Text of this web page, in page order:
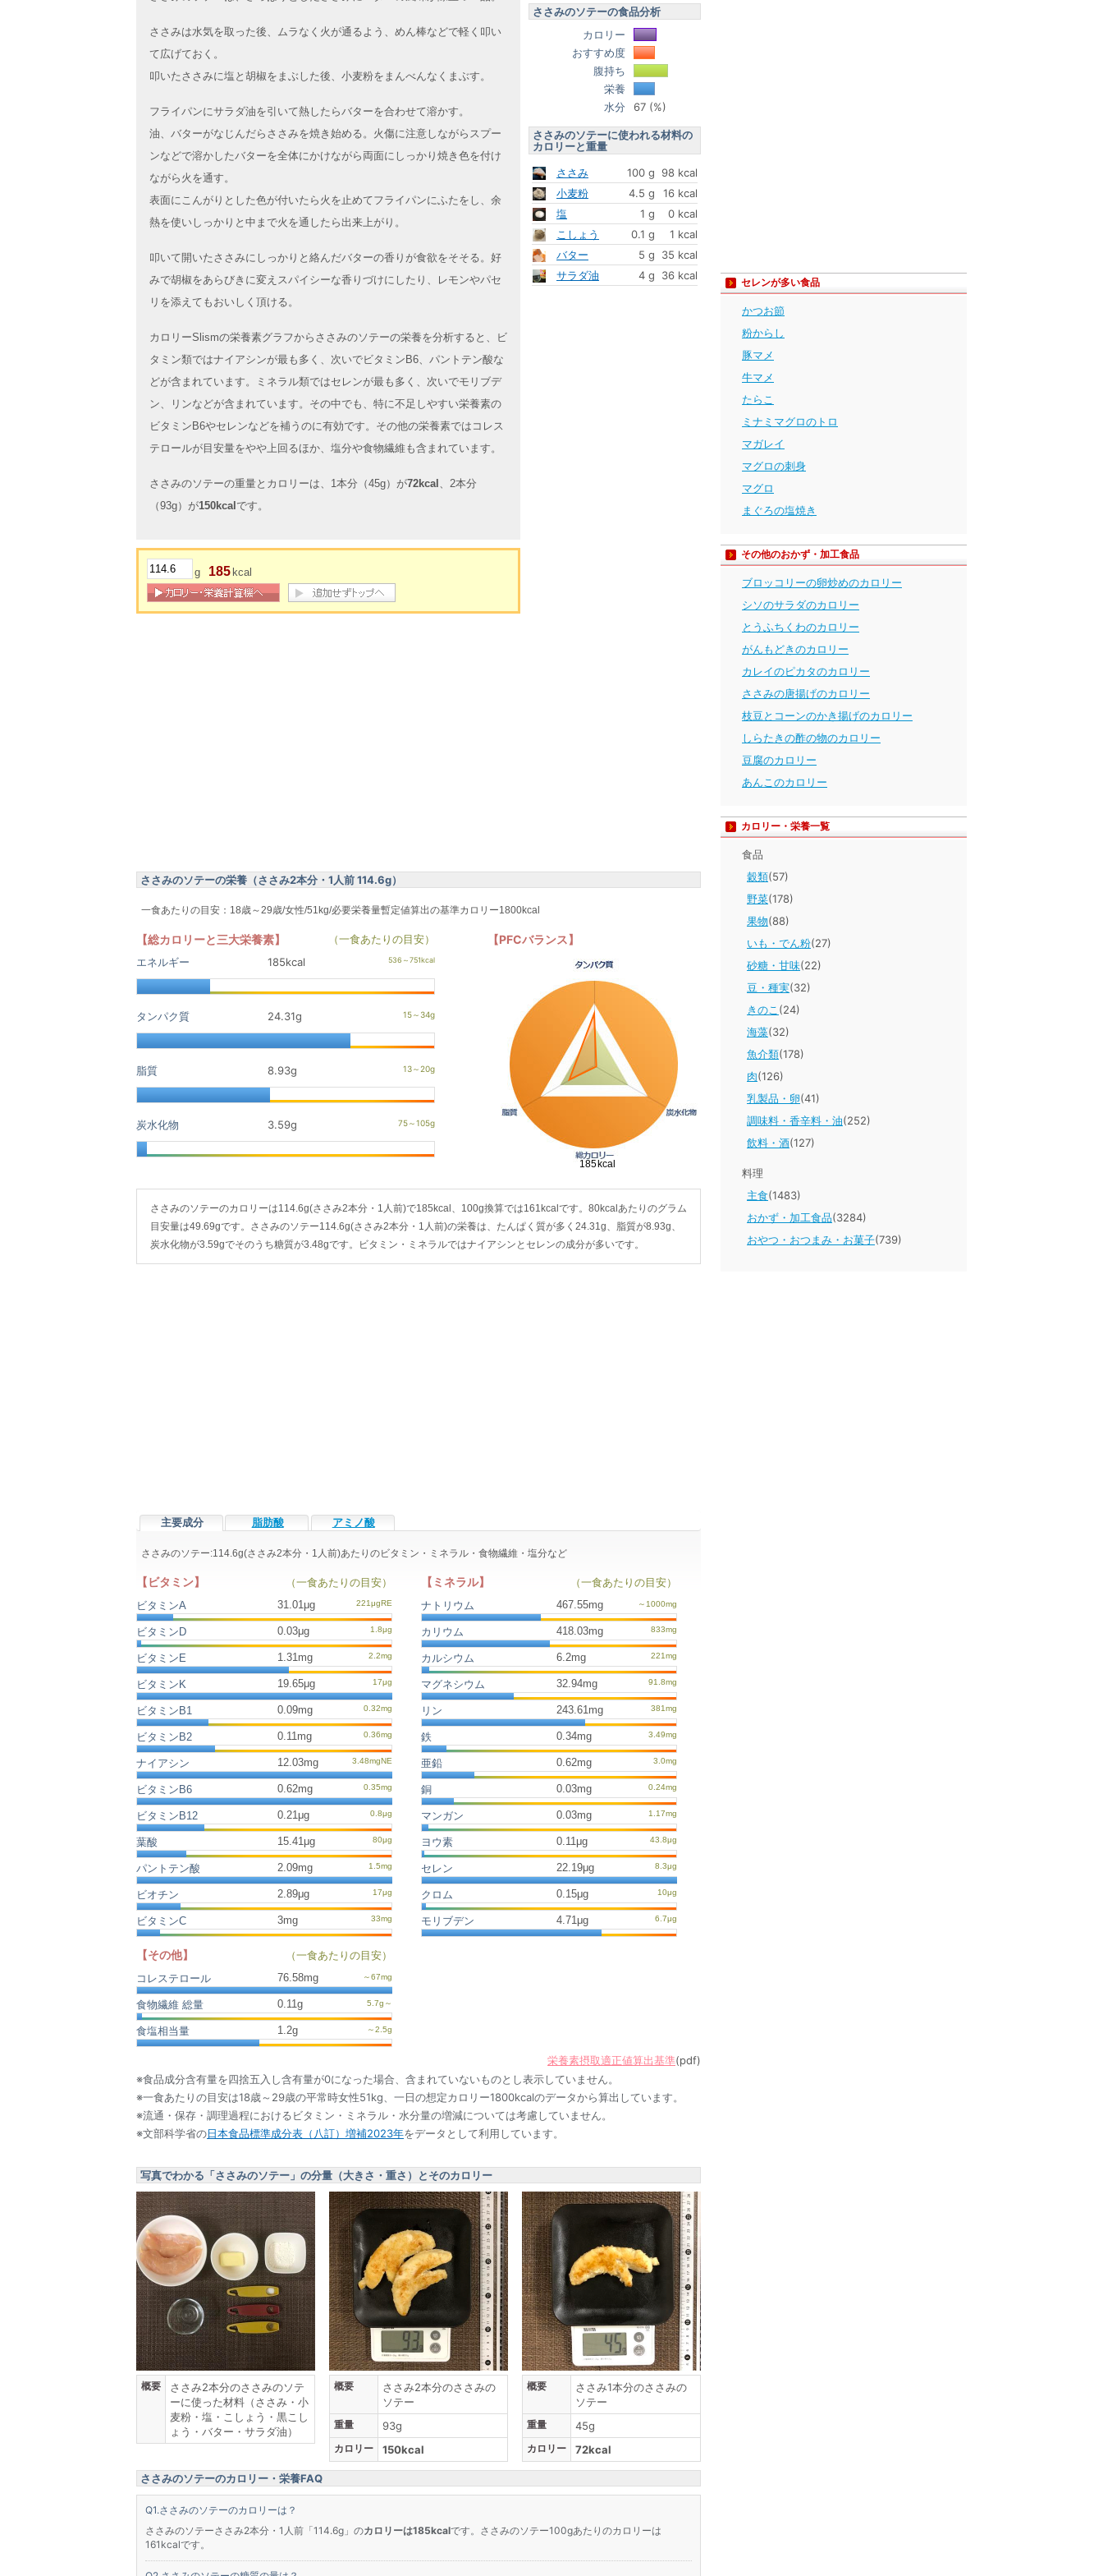
ささみは水気を取った後、ムラなく火が通るよう、めん棒などで軽く叩い
て広げておく。
叩いたささみに塩と胡椒をまぶした後、小麦粉をまんべんなくまぶす。
フライパンにサラダ油を引いて熱したらバターを合わせて溶かす。
油、バターがなじんだらささみを焼き始める。火傷に注意しながらスプー
ンなどで溶かしたバターを全体にかけながら両面にしっかり焼き色を付け
ながら火を通す。
表面にこんがりとした色が付いたら火を止めてフライパンにふたをし、余
熱を使いしっかりと中まで火を通したら出来上がり。
叩いて開いたささみにしっかりと絡んだバターの香りが食欲をそそる。好
みで胡椒をあらびきに変えスパイシーな香りづけにしたり、レモンやパセ
リを添えてもおいしく頂ける。
カロリーSlismの栄養素グラフからささみのソテーの栄養を分析すると、ビ
タミン類ではナイアシンが最も多く、次いでビタミンB6、パントテン酸な
どが含まれています。ミネラル類ではセレンが最も多く、次いでモリブデ
ン、リンなどが含まれています。その中でも、特に不足しやすい栄養素の
ビタミンB6やセレンなどを補うのに有効です。その他の栄養素ではコレス
テロールが目安量をやや上回るほか、塩分や食物繊維も含まれています。
ささみのソテーの重量とカロリーは、1本分（45g）が72kcal 、2本分
（93g）が150kcal です。
g 185 kcal
ささみのソテーの食品分析
カロリー
おすすめ度
腹持ち
栄養
水分
67 (%)
ささみのソテーに使われる材料の
カロリーと重量
ささみ
100 g
98 kcal
小麦粉
4.5 g
16 kcal
塩
1 g
0 kcal
こしょう
0.1 g
1 kcal
バター
5 g
35 kcal
サラダ油
4 g 36 kcal
ささみのソテーの栄養（ささみ2本分・1人前 114.6g）
一食あたりの目安：18歳～29歳/女性/51kg/必要栄養量暫定値算出の基準カロリー1800kcal
【総カロリーと三大栄養素】
（一食あたりの目安）
エネルギー
185kcal
タンパク質 24.31g
脂質 8.93g
炭水化物 3.59g
【PFCバランス】
ささみのソテーのカロリーは114.6g(ささみ2本分・1人前)で185kcal、100g換算では161kcalです。80kcalあたりのグラム
目安量は49.69gです。ささみのソテー114.6g(ささみ2本分・1人前)の栄養は、たんぱく質が多く24.31g、脂質が8.93g、
炭水化物が3.59gでそのうち糖質が3.48gです。ビタミン・ミネラルではナイアシンとセレンの成分が多いです。
主要成分 脂肪酸 アミノ酸
ささみのソテー:114.6g(ささみ2本分・1人前)あたりのビタミン・ミネラル・食物繊維・塩分など
【ビタミン】
（一食あたりの目安）
ビタミンA
31.01μg
ビタミンD 0.03μg
ビタミンE 1.31mg
ビタミンK 19.65μg
ビタミンB1 0.09mg
ビタミンB2 0.11mg
ナイアシン 12.03mg
ビタミンB6 0.62mg
ビタミンB12 0.21μg
葉酸 15.41μg
パントテン酸 2.09mg
ビオチン 2.89μg
ビタミンC 3mg
【ミネラル】
（一食あたりの目安）
ナトリウム
467.55mg
カリウム 418.03mg
カルシウム 6.2mg
マグネシウム 32.94mg
リン 243.61mg
鉄 0.34mg
亜鉛 0.62mg
銅 0.03mg
マンガン 0.03mg
ヨウ素 0.11μg
セレン 22.19μg
クロム 0.15μg
モリブデン 4.71μg
【その他】
（一食あたりの目安）
コレステロール
76.58mg
食物繊維 総量 0.11g
食塩相当量 1.2g
栄養素摂取適正値算出基準(pdf)
※食品成分含有量を四捨五入し含有量が0になった場合、含まれていないものとし表示していません。
※一食あたりの目安は18歳～29歳の平常時女性51kg、一日の想定カロリー1800kcalのデータから算出しています。
※流通・保存・調理過程におけるビタミン・ミネラル・水分量の増減については考慮していません。
※文部科学省の日本食品標準成分表（八訂）増補2023年をデータとして利用しています。
写真でわかる「ささみのソテー」の分量（大きさ・重さ）とそのカロリー
概要
ささみ2本分のささみのソテ
ーに使った材料（ささみ・小
麦粉・塩・こしょう・黒こし
ょう・バター・サラダ油）
概要
ささみ2本分のささみの
ソテー
重量 93g
カロリー 150kcal
概要
ささみ1本分のささみの
ソテー
重量 45g
カロリー 72kcal
ささみのソテーのカロリー・栄養FAQ
ささみのソテーのカロリーは？
ささみのソテーささみ2本分・1人前「114.6g」のカロリーは185kcalです。ささみのソテー100gあたりのカロリーは
161kcalです。
セレンが多い食品
かつお節
粉からし
豚マメ
牛マメ
たらこ
ミナミマグロのトロ
マガレイ
マグロの刺身
マグロ
まぐろの塩焼き
その他のおかず・加工食品
ブロッコリーの卵炒めのカロリー
シソのサラダのカロリー
とうふちくわのカロリー
がんもどきのカロリー
カレイのピカタのカロリー
ささみの唐揚げのカロリー
枝豆とコーンのかき揚げのカロリー
しらたきの酢の物のカロリー
豆腐のカロリー
あんこのカロリー
カロリー・栄養一覧
食品
穀類(57)
野菜(178)
果物(88)
いも・でん粉(27)
砂糖・甘味(22)
豆・種実(32)
きのこ (24)
海藻(32)
魚介類(178)
肉(126)
乳製品・卵(41)
調味料・香辛料・油(252)
飲料・酒(127)
料理
主食(1483)
おかず・加工食品(3284)
おやつ・おつまみ・お菓子(739)